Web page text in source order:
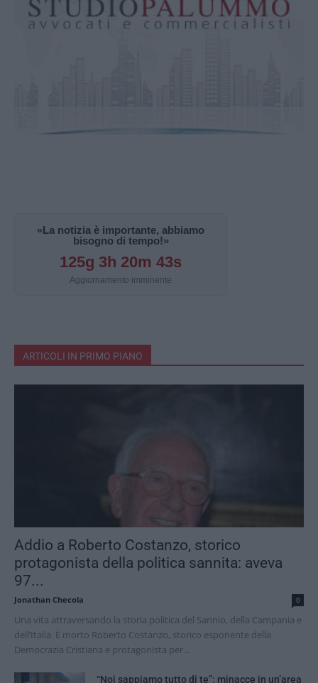
«La notizia è importante, abbiamo
bisogno di tempo!»
125g 3h 20m 42s
Aggiornamento imminente
ARTICOLI IN PRIMO PIANO
Addio a Roberto Costanzo, storico
protagonista della politica sannita: aveva
97...
Jonathan Checola 0
Una vita attraversando la storia politica del Sannio, della Campania e
dell’Italia. È morto Roberto Costanzo, storico esponente della
Democrazia Cristiana e protagonista per...
“Noi sappiamo tutto di te”: minacce in un’area